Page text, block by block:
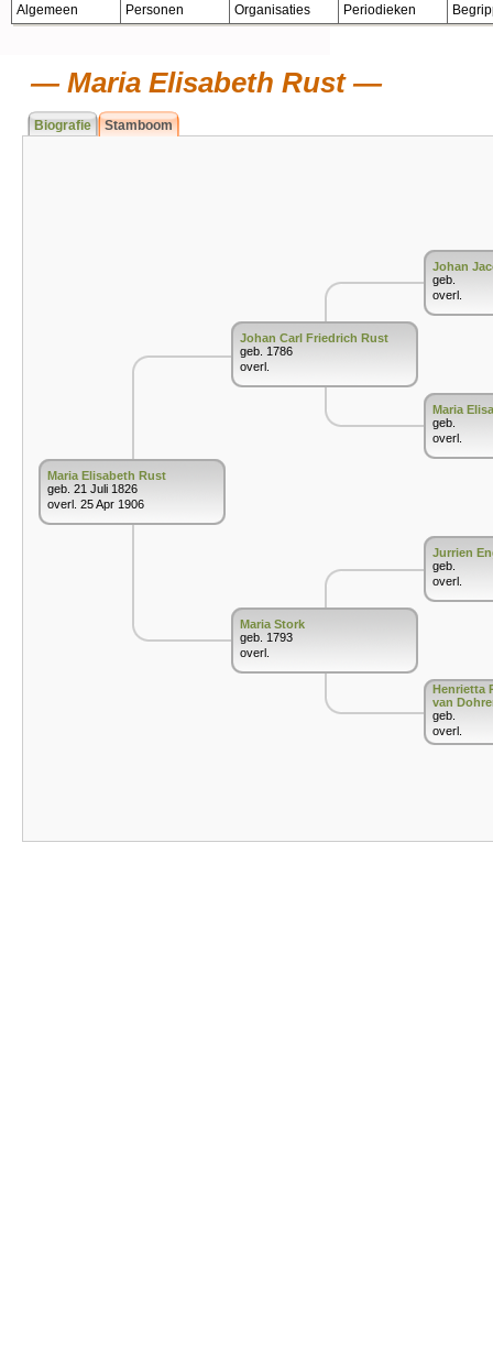
Algemeen Personen Organisaties Periodieken
Maria Elisabeth Rust
Biografie Stamboom
Maria Elisabeth Rust
geb. 21 Juli 1826
overl. 25 Apr 1906
Johan Carl Friedrich Rust
geb. 1786
overl.
Maria Stork
geb. 1793
overl.
Johan
geb.
overl.
Maria
geb.
overl.
Jurrien
geb.
overl.
Henrietta
van
geb.
overl.